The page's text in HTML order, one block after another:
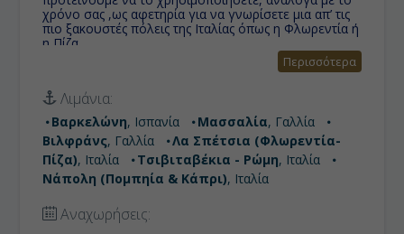
χρόνο σας ,ως αφετηρία για να γνωρίσετε μια απ’ τις
πιο ξακουστές πόλεις της Ιταλίας όπως η Φλωρεντία ή
η Πίζα.
Πόλη με σπουδαία ιστορία
και αξιοσημείωτη προσφορά στην επιστήμη, τον
πολιτισμό και τις τέχνες. Γι' αυτό το λόγο, καθώς και
για τα πολυάριθμα και εξαιρετικής ομορφιάς μνημεία
της, της έχει αποδοθεί η προσωνυμία «η αιώνια
πόλη»
• Νάπολη (Πομπηία & Κάπρι):Οι Ιταλοί λένε
συχνά «Vedi Napoli e poi muori!» 'Τη Νάπολη να δω,
κι ας πεθάνω!,' ενώ ο Γκαίτε έγραψε εγκωμιαστικά
σχόλια για την πόλη που χαρακτήρισε «φυσικό
παράδεισο». Δεν είναι σίγουρα η πιο τουριστική είναι
όμως σίγουρα η πιο αυθεντική!
Περισσότερα
Λιμάνια:
Βαρκελώνη, Ισπανία Μασσαλία, Γαλλία
Βιλφράνς, Γαλλία
Λα Σπέτσια (Φλωρεντία-
Πίζα), Ιταλία Τσιβιταβέκια - Ρώμη, Ιταλία
Νάπολη (Πομπηία & Κάπρι), Ιταλία
Αναχωρήσεις: